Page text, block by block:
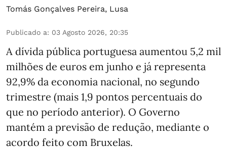
Tomás Gonçalves Pereira, Lusa
Publicado a: 03 Agosto 2026, 20:35
A dívida pública portuguesa aumentou 5,2 mil
milhões de euros em junho e já representa
92,9% da economia nacional, no segundo
trimestre (mais 1,9 pontos percentuais do
que no período anterior). O Governo
mantém a previsão de redução, mediante o
acordo feito com Bruxelas.